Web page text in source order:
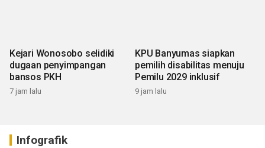
Kejari Wonosobo selidiki
dugaan penyimpangan
bansos PKH
7 jam lalu
KPU Banyumas siapkan
pemilih disabilitas menuju
Pemilu 2029 inklusif
9 jam lalu
Infografik